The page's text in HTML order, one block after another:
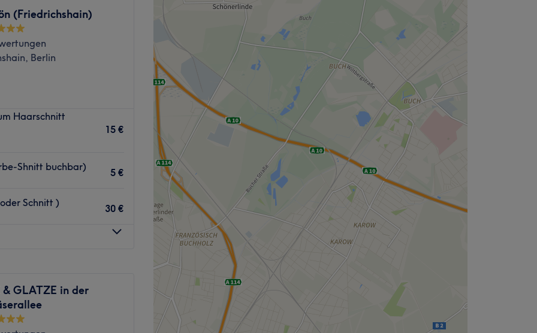
erreichbar.
Zurück zur Salonansicht
(Friedrichshain)
Berlin
Haarschnitt
15 €
Shnitt buchbar)
5 €
Schnitt )
30 €
& GLATZE in der